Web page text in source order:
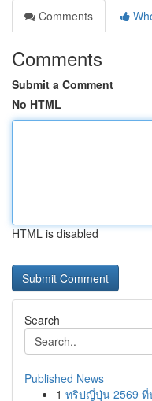
Comments
Comments
Submit a Comment
No HTML
HTML is disabled
Search
Published News
1 ทริปญี่ปุ่น 2569 ที่